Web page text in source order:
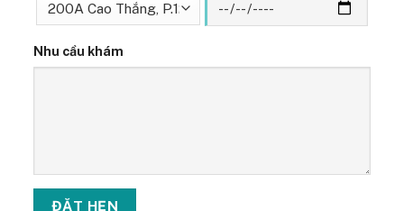
Nhu cầu khám